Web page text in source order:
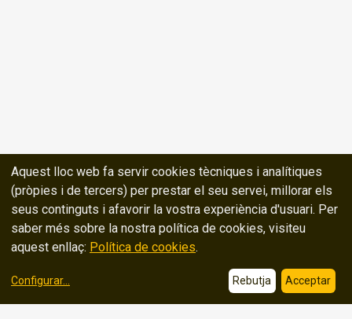
Aquest lloc web fa servir cookies tècniques i analítiques
(pròpies i de tercers) per prestar el seu servei, millorar els
seus continguts i afavorir la vostra experiència d'usuari. Per
saber més sobre la nostra política de cookies, visiteu
aquest enllaç: Política de cookies.
Configurar... Rebutja Acceptar